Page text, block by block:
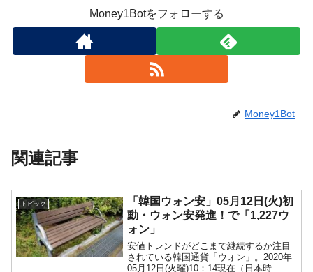
Money1Botをフォローする
Money1Bot
関連記事
トピック
「韓国ウォン安」05月12日(火)初
動・ウォン安発進！で「1,227ウ
ォン」
安値トレンドがどこまで継続するか注目
されている韓国通貨「ウォン」。2020年
05月12日(火曜)10：14現在（日本時